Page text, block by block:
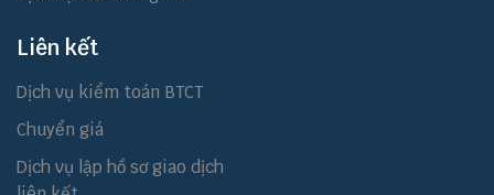
Liên kết
Dịch vụ kiểm toán BTCT
Chuyển giá
Dịch vụ lập hồ sơ giao dịch